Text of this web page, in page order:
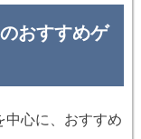
おすすめゲ
心に、おすすめ